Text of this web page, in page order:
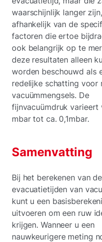
waarschijnlijk langer zijn,
afhankelijk van de
factoren die ertoe
ook belangrijk op te
deze resultaten alleen
worden beschouwd als
redelijke schatting voor
vacuümmengsels. De
fijnvacuümdruk varieert
mbar tot ca. 0,1mbar.
Samenvatting
Bij het berekenen van de
evacuatietijden van
kunt u een
uitvoeren om een ruw
krijgen. Wanneer u een
nauwkeurigere meting